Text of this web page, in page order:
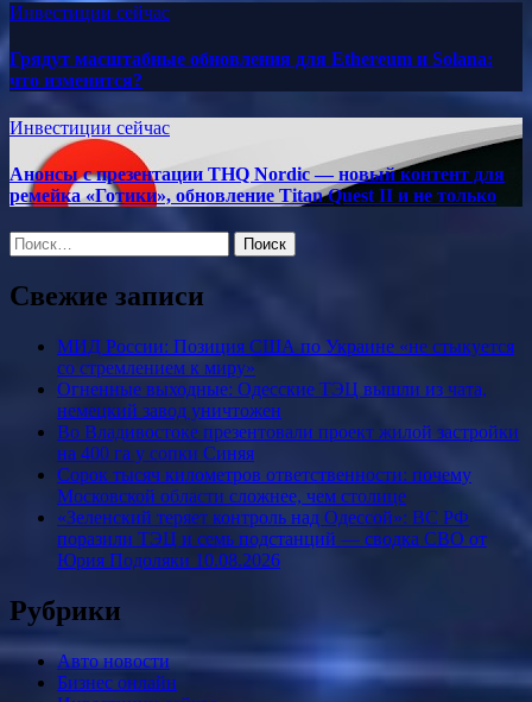
Инвестиции сейчас
Грядут масштабные обновления для Ethereum и Solana:
что изменится?
Инвестиции сейчас
Анонсы с презентации THQ Nordic — новый контент для
ремейка «Готики», обновление Titan Quest II и не только
Найти:
Свежие записи
МИД России: Позиция США по Украине «не стыкуется
со стремлением к миру»
Огненные выходные: Одесские ТЭЦ вышли из чата,
немецкий завод уничтожен
Во Владивостоке презентовали проект жилой застройки
на 400 га у сопки Синяя
Сорок тысяч километров ответственности: почему
Московской области сложнее, чем столице
«Зеленский теряет контроль над Одессой»: ВС РФ
поразили ТЭЦ и семь подстанций — сводка СВО от
Юрия Подоляки 10.08.2026
Рубрики
Авто новости
Бизнес онлайн